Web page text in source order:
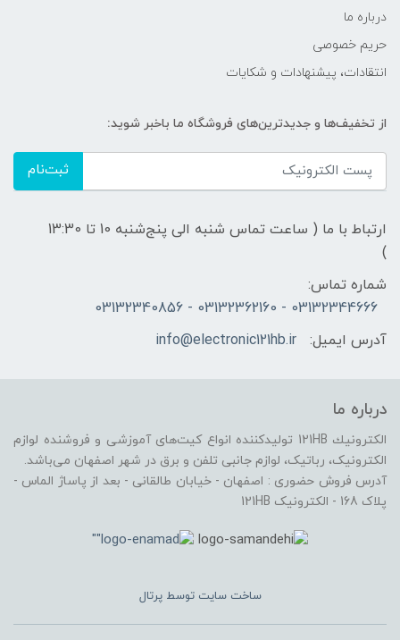
درباره ما
حریم خصوصی
انتقادات، پیشنهادات و شکایات
از تخفیف‌ها و جدیدترین‌های فروشگاه ما باخبر شوید:
ثبت‌نام
ارتباط با ما ( ساعت تماس شنبه الی پنج‌شنبه 10 تا 13:30
)
شماره تماس:
03132344666 - 03132362160 - 03132340856
آدرس ایمیل:
info@electronic121hb.ir
درباره ما
الكترونيك 121HB توليدكننده انواع کیت‌های آموزشی و فروشنده لوازم
الکترونیک، رباتیک، لوازم جانبی تلفن و برق در شهر اصفهان می‌باشد.
آدرس فروش حضوری : اصفهان - خیابان طالقانی - بعد از پاساژ الماس -
پلاک 168 - الکترونیک 121HB
ساخت سایت توسطپرتال